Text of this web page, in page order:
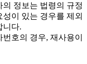
정보는 법령의 규정
이 있는 경우를 제외
니다.
호의 경우, 재사용이